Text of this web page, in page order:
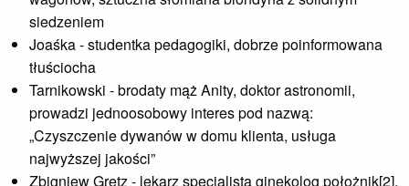
siedzeniem
Joaśka - studentka pedagogiki, dobrze poinformowana
tłuściocha
Tarnikowski - brodaty mąż Anity, doktor astronomii,
prowadzi jednoosobowy interes pod nazwą:
„Czyszczenie dywanów w domu klienta, usługa
najwyższej jakości”
Zbigniew Gretz - lekarz specjalista ginekolog położnik[2],